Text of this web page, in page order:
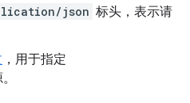
json 标头，表示请
，用于指定